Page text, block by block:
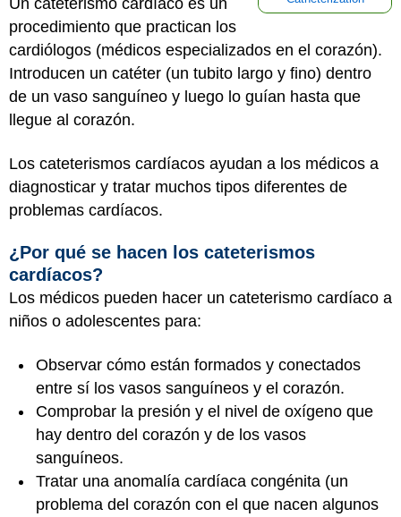
Un cateterismo cardíaco es un
procedimiento que practican los
cardiólogos (médicos especializados en el corazón).
Introducen un catéter (un tubito largo y fino) dentro
de un vaso sanguíneo y luego lo guían hasta que
llegue al corazón.
Los cateterismos cardíacos ayudan a los médicos a
diagnosticar y tratar muchos tipos diferentes de
problemas cardíacos.
¿Por qué se hacen los cateterismos
cardíacos?
Los médicos pueden hacer un cateterismo cardíaco a
niños o adolescentes para:
Observar cómo están formados y conectados
entre sí los vasos sanguíneos y el corazón.
Comprobar la presión y el nivel de oxígeno que
hay dentro del corazón y de los vasos
sanguíneos.
Tratar una anomalía cardíaca congénita (un
problema del corazón con el que nacen algunos